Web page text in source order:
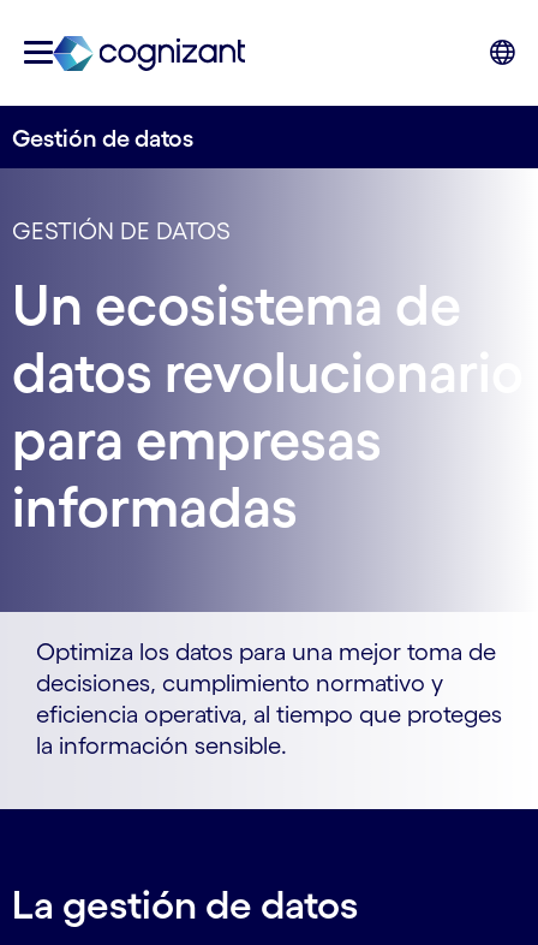
Gestión de datos
GESTIÓN DE DATOS
Un ecosistema de
datos revolucionario
para empresas
informadas
Optimiza los datos para una mejor toma de
decisiones, cumplimiento normativo y
eficiencia operativa, al tiempo que proteges
la información sensible.
La gestión de datos